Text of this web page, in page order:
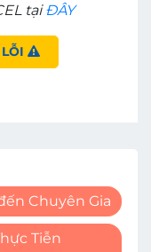
tạiĐÂY
Chuyên Gia
Tiễn